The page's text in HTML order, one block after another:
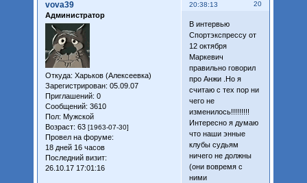
20
20:38:13
vova39
Администратор
Откуда: Харьков (Алексеевка)
Зарегистрирован: 05.09.07
Приглашений: 0
Сообщений: 3610
Пол: Мужской
Возраст: 63 [1963-07-30]
Провел на форуме:
18 дней 16 часов
Последний визит:
26.10.17 17:01:16
В интервью
Спортэкспрессу от
12 октября
Маркевич
правильно говорил
про Анжи .Но я
считаю с тех пор ни
чего не
изменилось!!!!!!!!!
Интересно я думаю
что наши энные
клубы судьям
ничего не должны
(они вовремя с
ними